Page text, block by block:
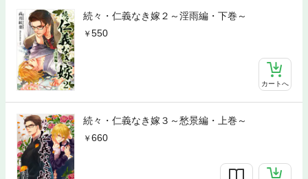
続々・仁義なき嫁２～淫雨編・下巻～
550
カートへ
続々・仁義なき嫁３～愁景編・上巻～
660